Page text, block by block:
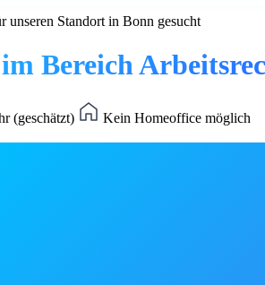
Standort in Bonn gesucht
Bereich
(geschätzt)
Kein Homeoffice möglich